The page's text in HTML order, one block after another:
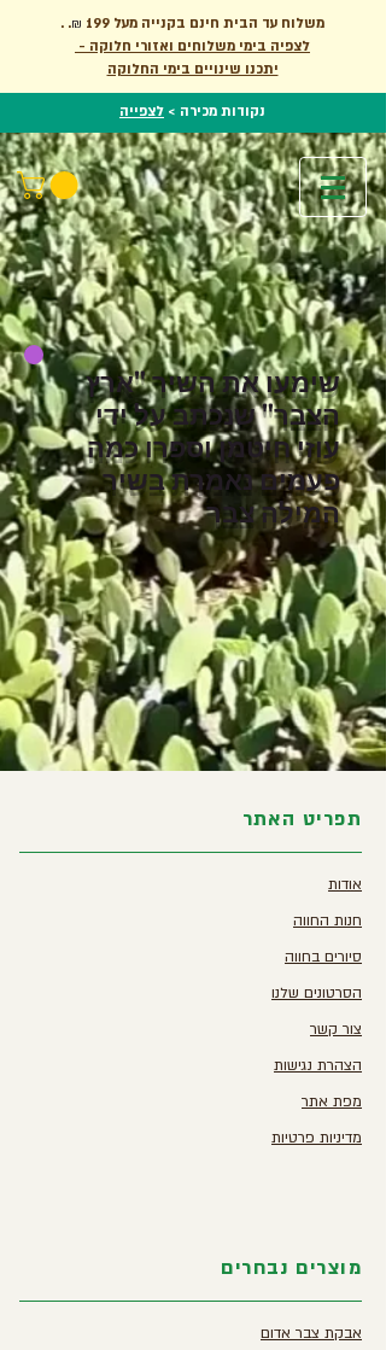
. משלוח עד הבית חינם בקנייה מעל 199 ₪
.
לצפיה בימי משלוחים ואזורי חלוקה -
יתכנו שינויים בימי החלוקה
נקודות מכירה > לצפייה
שימעו את השיר "ארץ
הצבר" שנכתב על ידי
עוזי חיטמן וספרו כמה
פעמים נאמרת בשיר
המילה צבר
תפריט האתר
אודות
חנות החווה
סיורים בחווה
הסרטונים שלנו
צור קשר
הצהרת נגישות
מפת אתר
מדיניות פרטיות
מוצרים נבחרים
אבקת צבר אדום